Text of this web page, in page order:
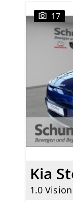
17
Kia